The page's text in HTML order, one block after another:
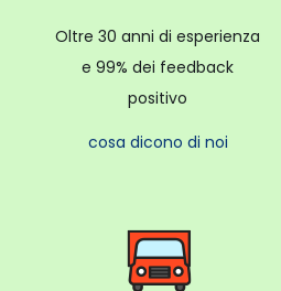
Oltre 30 anni di esperienza
e 99% dei feedback
positivo
cosa dicono di noi